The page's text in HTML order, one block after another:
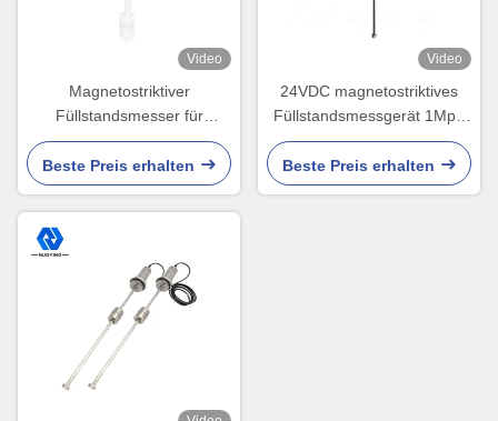
Video
Magnetostriktiver
Füllstandsmesser für
unterirdische Lagertanks, 4–
20 mA, IP67/IP68
Beste Preis erhalten
Video
24VDC magnetostriktives
Füllstandsmessgerät 1Mpa
für Öl-Wasser-Schnittstellen-
Füllstandsgeber
Beste Preis erhalten